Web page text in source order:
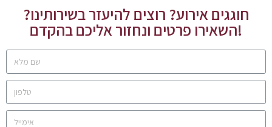
חוגגים אירוע? רוצים להיעזר בשירותינו?
השאירו פרטים ונחזור אליכם בהקדם!